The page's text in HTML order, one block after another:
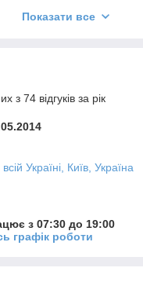
по телефону!
за
Показати все
з 74 відгуків за рік
Україні, Київ, Україна
з 07:30 до 19:00
графік роботи